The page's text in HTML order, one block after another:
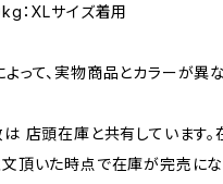
：XLサイズ着用
って、実物商品とカラーが異
店頭在庫と共有しています。
文頂いた時点で在庫が完売にな